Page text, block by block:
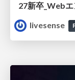
27新卒_Web
livesense